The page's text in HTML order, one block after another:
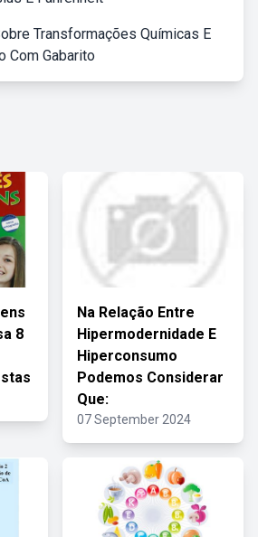
Transformações Químicas E
Com Gabarito
8
Na Relação Entre
Hipermodernidade E
Hiperconsumo
Podemos Considerar
Que:
07 September 2024